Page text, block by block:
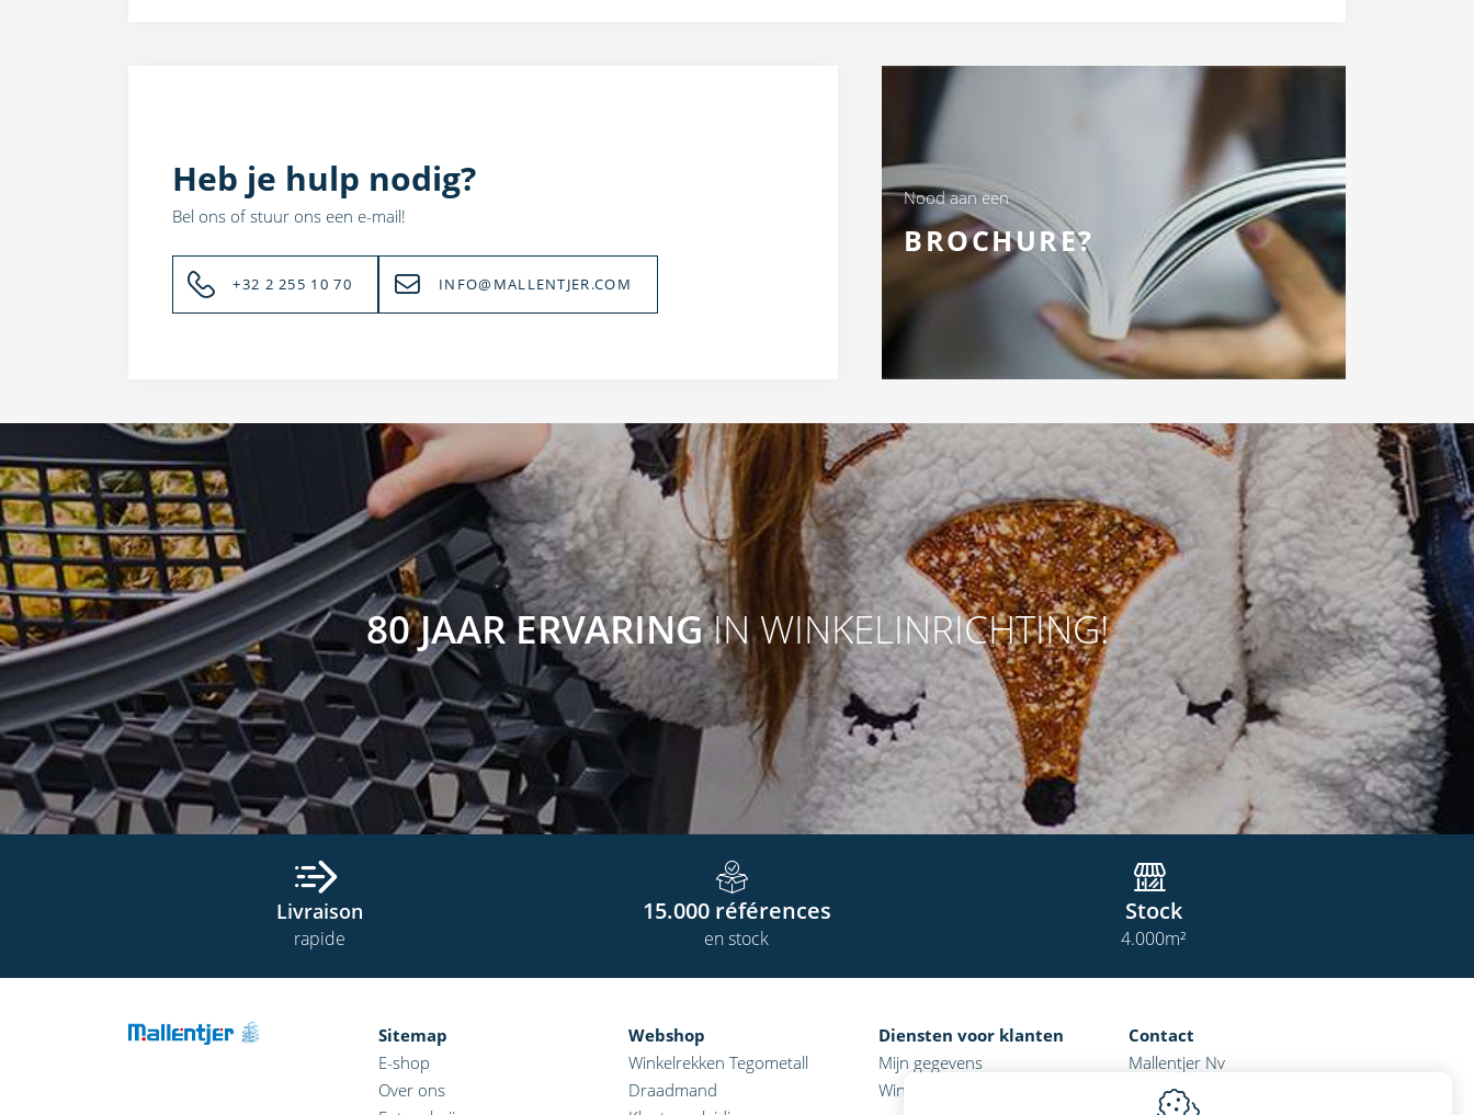
Heb je hulp nodig?
Bel ons of stuur ons een e-mail!
+32 2 255 10 70 INFO@MALLENTJER.COM
Nood aan een
BROCHURE?
80 JAAR ERVARINGIN WINKELINRICHTING!
Livraison
rapide
15.000références
en stock
Stock
4.000m²
Sitemap
E-shop
Over ons
Webshop
Winkelrekken Tegometall
Draadmand
Diensten voor klanten
Mijn gegevens
Winkelmandje
Contact
Mallentjer Nv
Mechelstraat 24